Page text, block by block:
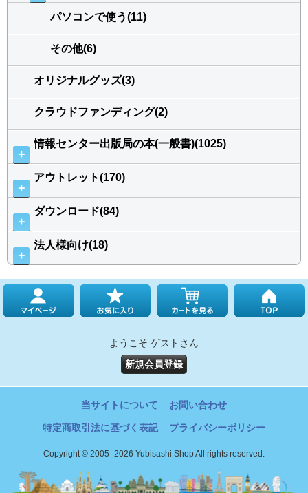
パソコンで使う(11)
その他(6)
オリジナルグッズ(3)
クラウドファンディング(2)
＋
情報センター出版局の本(一般書)(1025)
＋
アウトレット(170)
＋
ダウンロード(84)
＋
法人様向け(18)
ようこそ ゲストさん
新規会員登録
当サイトについて お問い合わせ
特定商取引法に基づく表記 プライバシーポリシー
Copyright © 2005- 2026 Yubisashi Shop All rights reserved.